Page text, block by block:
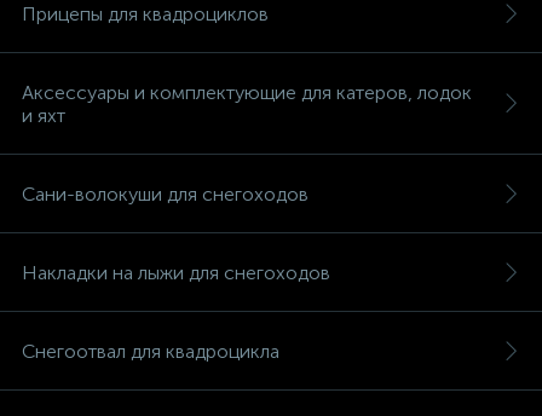
Прицепы для квадроциклов
Аксессуары и комплектующие для катеров, лодок
и яхт
Сани-волокуши для снегоходов
Накладки на лыжи для снегоходов
Снегоотвал для квадроцикла